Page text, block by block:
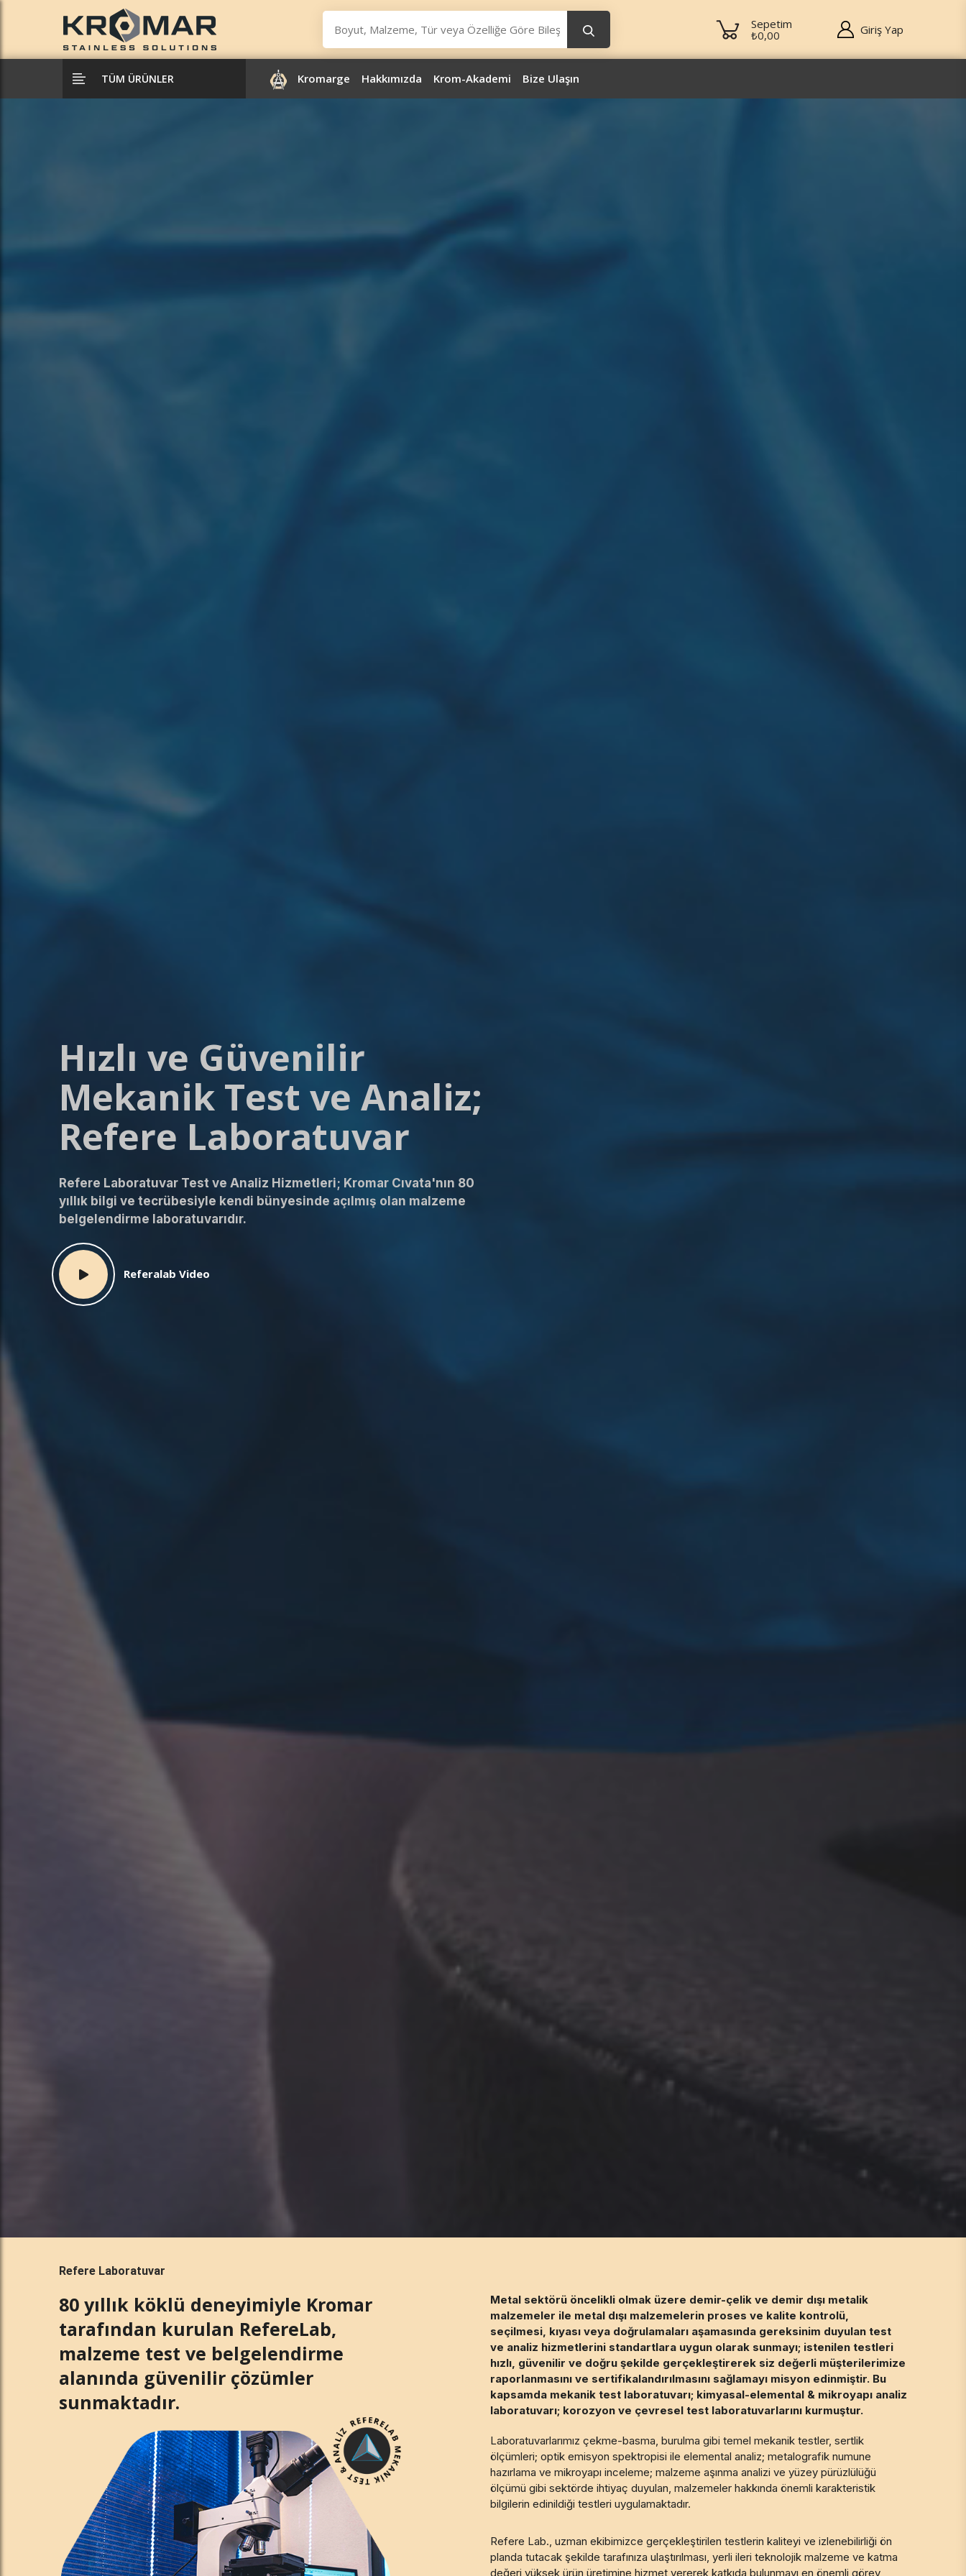
Sepetim
₺0,00
Giriş Yap
TÜM ÜRÜNLER Kromarge Hakkımızda Krom-Akademi Bize Ulaşın
Hızlı ve Güvenilir
Mekanik Test ve Analiz;
Refere Laboratuvar
Refere Laboratuvar Test ve Analiz Hizmetleri; Kromar Cıvata'nın 80
yıllık bilgi ve tecrübesiyle kendi bünyesinde açılmış olan malzeme
belgelendirme laboratuvarıdır.
Referalab Video
Refere Laboratuvar
80 yıllık köklü deneyimiyle Kromar
tarafından kurulan RefereLab,
malzeme test ve belgelendirme
alanında güvenilir çözümler
sunmaktadır.
Metal sektörü öncelikli olmak üzere demir-çelik ve demir dışı metalik
malzemeler ile metal dışı malzemelerin proses ve kalite kontrolü,
seçilmesi, kıyası veya doğrulamaları aşamasında gereksinim duyulan test
ve analiz hizmetlerini standartlara uygun olarak sunmayı; istenilen testleri
hızlı, güvenilir ve doğru şekilde gerçekleştirerek siz değerli müşterilerimize
raporlanmasını ve sertifikalandırılmasını sağlamayı misyon edinmiştir. Bu
kapsamda mekanik test laboratuvarı; kimyasal-elemental & mikroyapı analiz
laboratuvarı; korozyon ve çevresel test laboratuvarlarını kurmuştur.
Laboratuvarlarımız çekme-basma, burulma gibi temel mekanik testler, sertlik
ölçümleri; optik emisyon spektropisi ile elemental analiz; metalografik numune
hazırlama ve mikroyapı inceleme; malzeme aşınma analizi ve yüzey pürüzlülüğü
ölçümü gibi sektörde ihtiyaç duyulan, malzemeler hakkında önemli karakteristik
bilgilerin edinildiği testleri uygulamaktadır.
Refere Lab., uzman ekibimizce gerçekleştirilen testlerin kaliteyi ve izlenebilirliği ön
planda tutacak şekilde tarafınıza ulaştırılması, yerli ileri teknolojik malzeme ve katma
değeri yüksek ürün üretimine hizmet vererek katkıda bulunmayı en önemli görev